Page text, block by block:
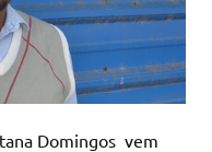
Domingos vem